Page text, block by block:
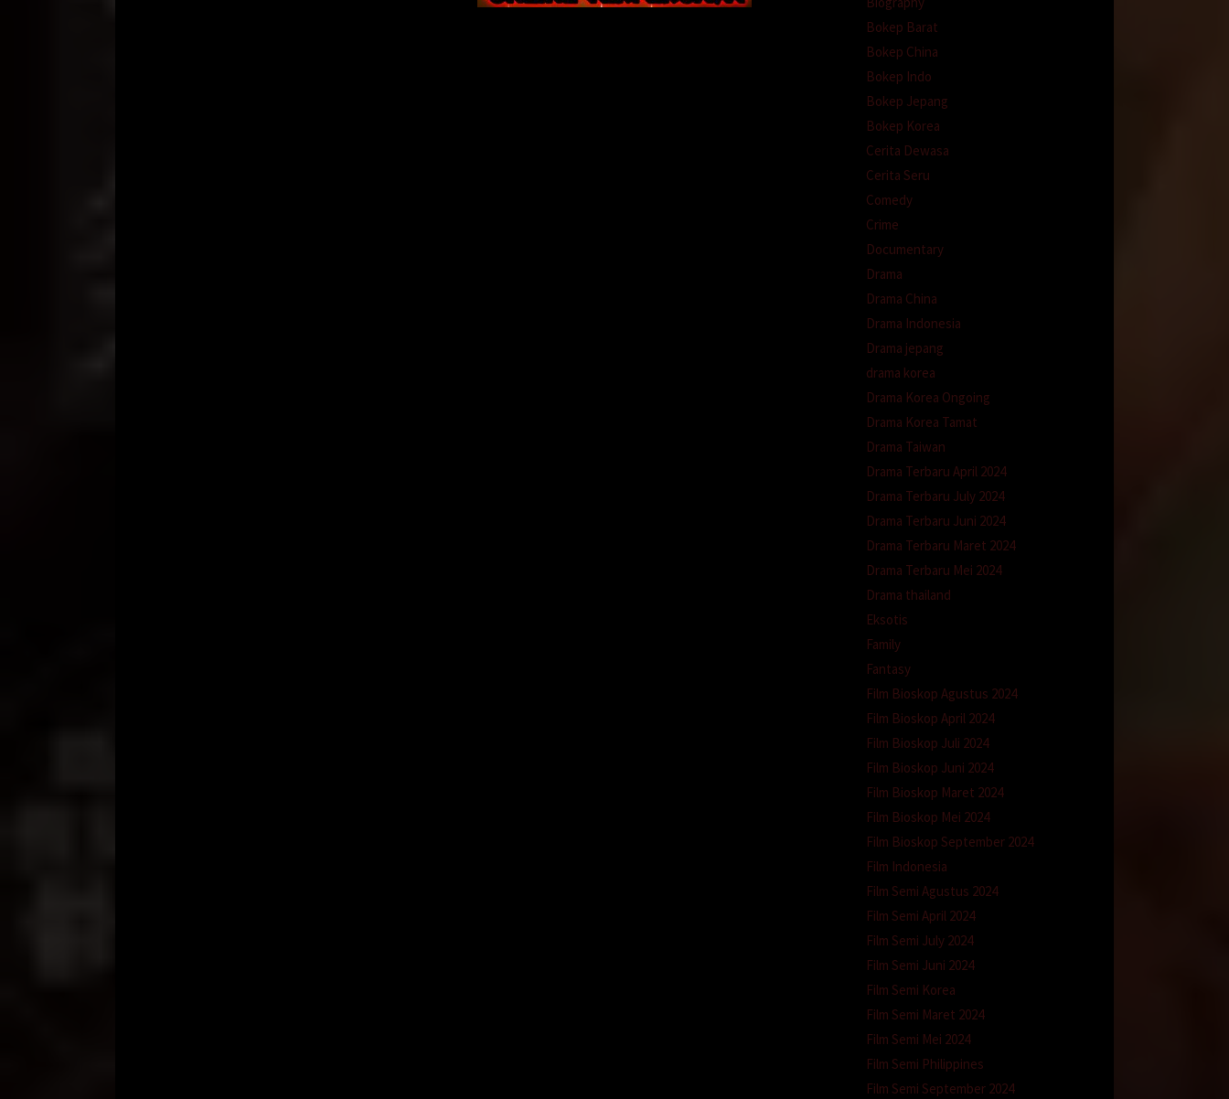
Bokep Barat
Bokep China
Bokep Indo
Bokep Jepang
Bokep Korea
Cerita Dewasa
Cerita Seru
Comedy
Crime
Documentary
Drama
Drama China
Drama Indonesia
Drama jepang
drama korea
Drama Korea Ongoing
Drama Korea Tamat
Drama Taiwan
Drama Terbaru April 2024
Drama Terbaru July 2024
Drama Terbaru Juni 2024
Drama Terbaru Maret 2024
Drama Terbaru Mei 2024
Drama thailand
Eksotis
Family
Fantasy
Film Bioskop Agustus 2024
Film Bioskop April 2024
Film Bioskop Juli 2024
Film Bioskop Juni 2024
Film Bioskop Maret 2024
Film Bioskop Mei 2024
Film Bioskop September 2024
Film Indonesia
Film Semi Agustus 2024
Film Semi April 2024
Film Semi July 2024
Film Semi Juni 2024
Film Semi Korea
Film Semi Maret 2024
Film Semi Mei 2024
Film Semi Philippines
Film Semi September 2024